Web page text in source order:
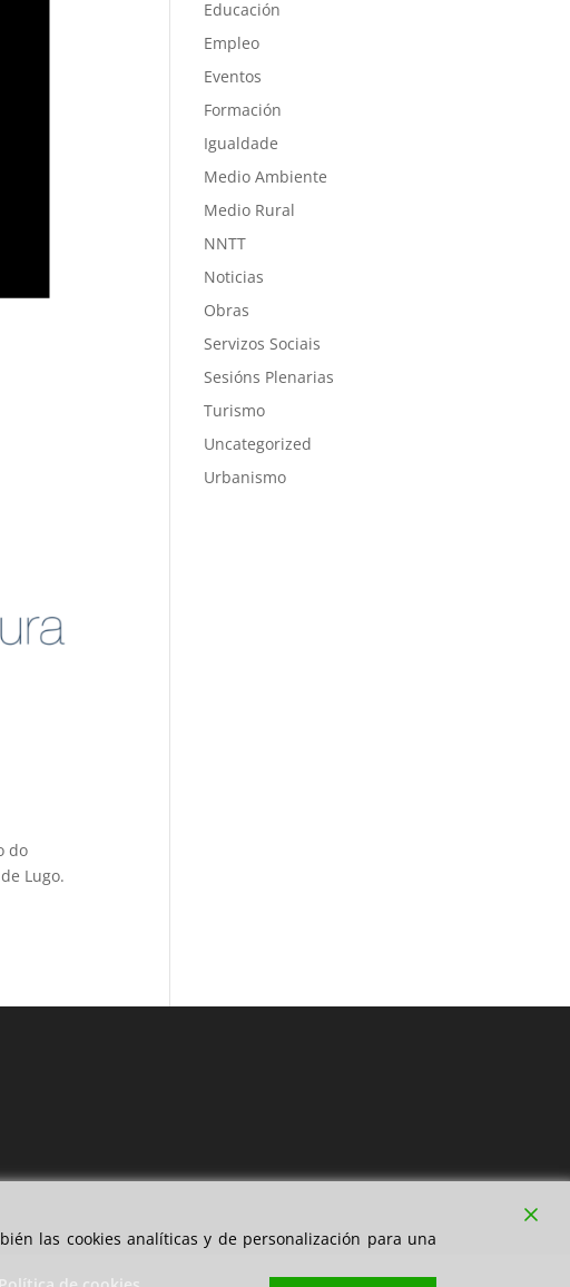
do
Lugo.
Educación
Empleo
Eventos
Formación
Igualdade
Medio Ambiente
Medio Rural
NNTT
Noticias
Obras
Servizos Sociais
Sesións Plenarias
Turismo
Uncategorized
Urbanismo
las cookies analíticas y de personalización para una